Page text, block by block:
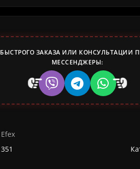
ЗАКАЗА ИЛИ КОНСУЛЬТАЦИИ
МЕССЕНДЖЕРЫ: